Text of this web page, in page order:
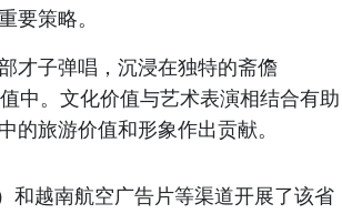
要策略。
才子弹唱，沉浸在独特的斋儋
中。文化价值与艺术表演相结合有助
的旅游价值和形象作出贡献。
和越南航空广告片等渠道开展了该省